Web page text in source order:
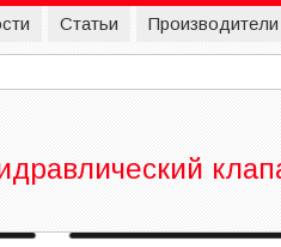
Статьи Производители